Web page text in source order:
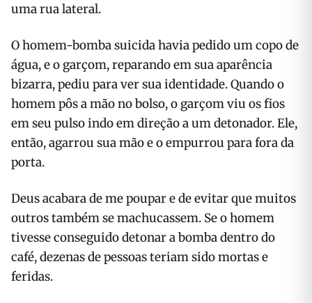
uma rua lateral.
O homem-bomba suicida havia pedido um copo de
água, e o garçom, reparando em sua aparência
bizarra, pediu para ver sua identidade. Quando o
homem pôs a mão no bolso, o garçom viu os fios
em seu pulso indo em direção a um detonador. Ele,
então, agarrou sua mão e o empurrou para fora da
porta.
Deus acabara de me poupar e de evitar que muitos
outros também se machucassem. Se o homem
tivesse conseguido detonar a bomba dentro do
café, dezenas de pessoas teriam sido mortas e
feridas.